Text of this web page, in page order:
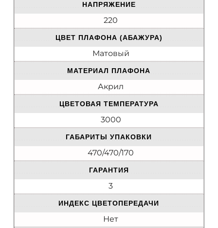
НАПРЯЖЕНИЕ
220
ЦВЕТ ПЛАФОНА (АБАЖУРА)
Матовый
МАТЕРИАЛ ПЛАФОНА
Акрил
ЦВЕТОВАЯ ТЕМПЕРАТУРА
3000
ГАБАРИТЫ УПАКОВКИ
470/470/170
ГАРАНТИЯ
3
ИНДЕКС ЦВЕТОПЕРЕДАЧИ
Нет